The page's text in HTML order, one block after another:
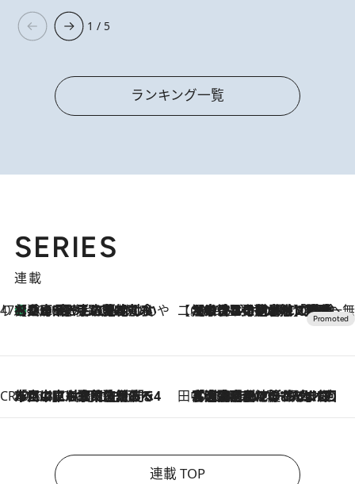
1 / 5
ランキング一覧
SERIES
連載
47都道府県の手みやげ ひんやりスイーツで夏を満喫
2026.8.8
【兵庫県】この夏絶対食べたい 冷やしておいしいおやつ3選 淡路島の恵みをジェラートに集約 【CREA×星野リゾート】唯一無二。癒しと発見が待つ場所へ
2026.8.7
【トンボの足水浴】ヒノキの香りに包まれて涼感マックス！約13℃の湧水かけ流しを避暑地「星野温泉 トンボの湯」で体験
CREA'S CHOICE
2026.8.7
「立川にも歌舞伎があるんだよ」 片岡仁左衛門・市川中車ら豪華座組みで4年目の立川立飛歌舞伎へ 田中稲の勝手に再ブーム
2026.8.7
「湘南乃風に憧れて」観客大盛上がりの“タオル回し”に、ラッパー顔負けの高速歌唱まで…さだまさし（74）のアグレッシブすぎる現在地
連載 TOP